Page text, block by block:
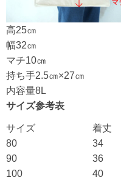
高25㎝
幅32㎝
マチ10㎝
持ち手2.5㎝×27㎝
内容量8L
サイズ参考表
サイズ 着丈
80
34
90
36
100
40